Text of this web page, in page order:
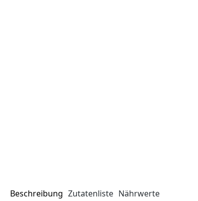
Beschreibung Zutatenliste Nährwerte